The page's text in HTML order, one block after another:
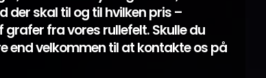
der skal til og til hvilken pris –
fra vores rullefelt. Skulle du
end velkommen til at kontakte os på